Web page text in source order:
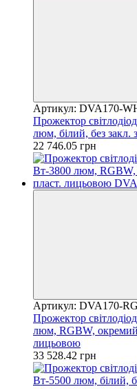
Артикул: DVA170-
Прожектор
люм, білий, без закл.
22 746.05 грн
Артикул: DVA170-
Прожектор
люм, RGBW, окремий
лицьовою
33 528.42 грн